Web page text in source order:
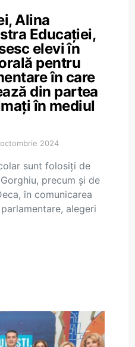
Alina
Educației,
elevi în
pentru
în care
din partea
în mediul
2024
sunt folosiți de
precum și de
în comunicarea
alegeri